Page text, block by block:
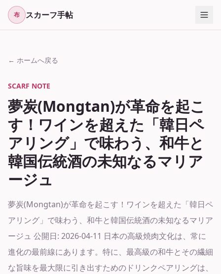
布 スカーフ手帖
← ホームへ戻る
SCARF NOTE
夢炭(Mongtan)が革命を起こ
す！ワインを超えた「韓日ペ
アリング」で味わう、和牛と
韓国伝統酒の未知なるマリア
ージュ
夢炭(Mongtan)が革命を起こす！ワインを超えた「韓日ペ
アリング」で味わう、和牛と韓国伝統酒の未知なるマリア
ージュ 公開日: 2026-04-11 日本の高級焼肉文化は、常に
進化の最前線にあります。特に、最高級の和牛とその繊細
な旨味を最大限に引き出すためのドリンクペアリングは、